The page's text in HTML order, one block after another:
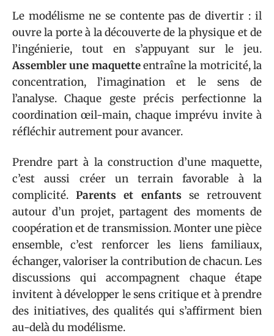
Le modélisme ne se contente pas de divertir : il
ouvre la porte à la découverte de la physique et de
l’ingénierie, tout en s’appuyant sur le jeu.
Assembler une maquetteentraîne la motricité, la
concentration, l’imagination et le sens de
l’analyse. Chaque geste précis perfectionne la
coordination œil-main, chaque imprévu invite à
réfléchir autrement pour avancer.
Prendre part à la construction d’une maquette,
c’est aussi créer un terrain favorable à la
complicité.Parents et enfants se retrouvent
autour d’un projet, partagent des moments de
coopération et de transmission. Monter une pièce
ensemble, c’est renforcer les liens familiaux,
échanger, valoriser la contribution de chacun. Les
discussions qui accompagnent chaque étape
invitent à développer le sens critique et à prendre
des initiatives, des qualités qui s’affirment bien
au-delà du modélisme.